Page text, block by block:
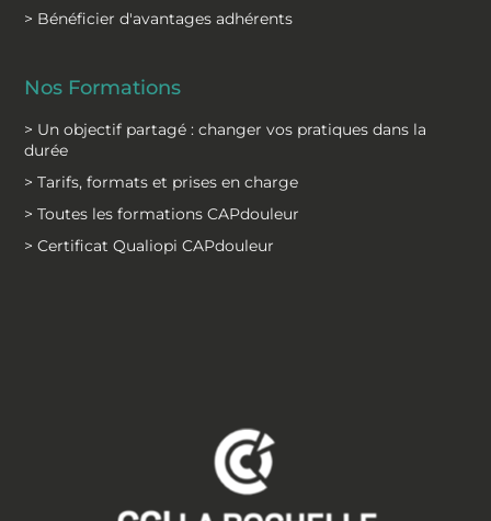
> Bénéficier d'avantages adhérents
Nos Formations
> Un objectif partagé : changer vos pratiques dans la
durée
> Tarifs, formats et prises en charge
> Toutes les formations CAPdouleur
> Certificat Qualiopi CAPdouleur